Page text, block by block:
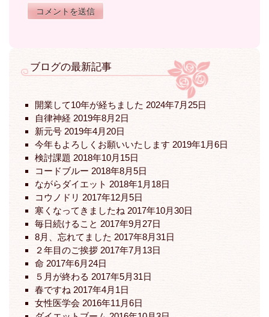
ブログの最新記事
開業して10年が経ちました 2024年7月25日
自律神経 2019年8月2日
新元号 2019年4月20日
今年もよろしくお願いいたします 2019年1月6日
検討課題 2018年10月15日
コードブルー 2018年8月5日
ながらダイエット 2018年1月18日
コウノドリ 2017年12月5日
寒くなってきましたね 2017年10月30日
毎日続けること 2017年9月27日
8月、忘れてました 2017年8月31日
２年目のご挨拶 2017年7月13日
命 2017年6月24日
５月が終わる 2017年5月31日
春ですね 2017年4月1日
女性医学会 2016年11月6日